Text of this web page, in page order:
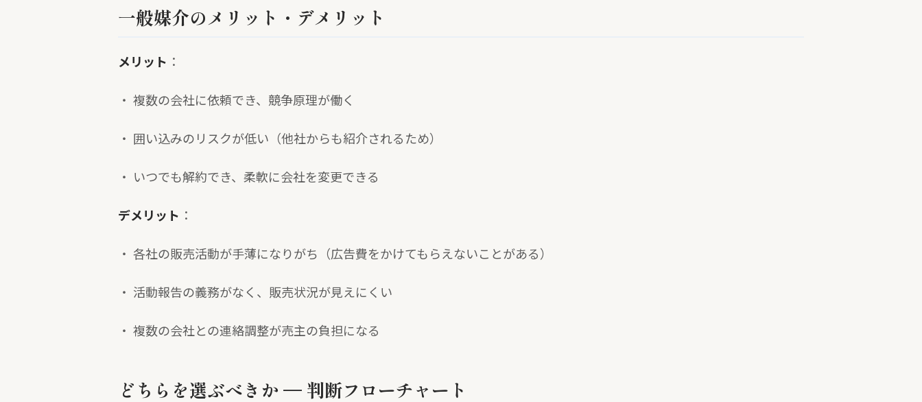
一般媒介のメリット・デメリット
メリット ：
・ 複数の会社に依頼でき、競争原理が働く
・ 囲い込みのリスクが低い（他社からも紹介されるため）
・ いつでも解約でき、柔軟に会社を変更できる
デメリット ：
・ 各社の販売活動が手薄になりがち（広告費をかけてもらえないことがある）
・ 活動報告の義務がなく、販売状況が見えにくい
・ 複数の会社との連絡調整が売主の負担になる
どちらを選ぶべきか — 判断フローチャート